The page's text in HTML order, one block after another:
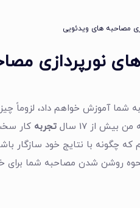
مصاحبه های ویدئویی
نورپردازی
به شما آموزش خواهم داد،
از 17 سال
تجربه کار
چگونه با نتایج خود سازگار
ام. نحوه روشن شدن مصاحبه شما